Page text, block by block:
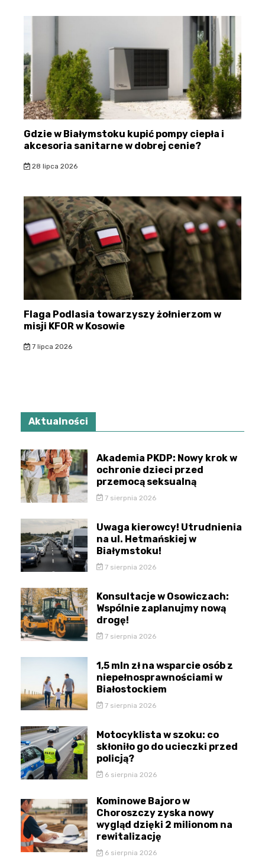
Gdzie w Białymstoku kupić pompy ciepła i
akcesoria sanitarne w dobrej cenie?
28 lipca 2026
Flaga Podlasia towarzyszy żołnierzom w
misji KFOR w Kosowie
7 lipca 2026
Aktualności
Akademia PKDP: Nowy krok w
ochronie dzieci przed
przemocą seksualną
7 sierpnia 2026
Uwaga kierowcy! Utrudnienia
na ul. Hetmańskiej w
Białymstoku!
7 sierpnia 2026
Konsultacje w Osowiczach:
Wspólnie zaplanujmy nową
drogę!
7 sierpnia 2026
1,5 mln zł na wsparcie osób z
niepełnosprawnościami w
Białostockiem
7 sierpnia 2026
Motocyklista w szoku: co
skłoniło go do ucieczki przed
policją?
6 sierpnia 2026
Kominowe Bajoro w
Choroszczy zyska nowy
wygląd dzięki 2 milionom na
rewitalizację
6 sierpnia 2026